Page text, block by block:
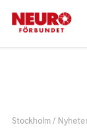
Stockholm